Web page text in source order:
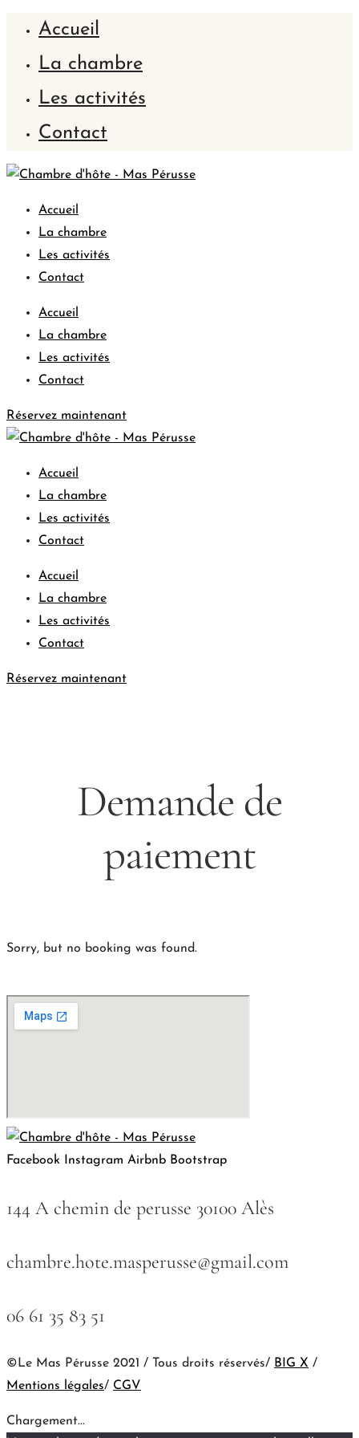
Accueil
La chambre
Les activités
Contact
Accueil
La chambre
Les activités
Contact
Accueil
La chambre
Les activités
Contact
Réservez maintenant
Accueil
La chambre
Les activités
Contact
Accueil
La chambre
Les activités
Contact
Réservez maintenant
Demande de
paiement
Sorry, but no booking was found.
Facebook Instagram Airbnb Bootstrap
144 A chemin de perusse 30100 Alès
chambre.hote.masperusse@gmail.com
06 61 35 83 51
©Le Mas Pérusse 2021 / Tous droits réservés/ BIG X /
Mentions légales/ CGV
Chargement...